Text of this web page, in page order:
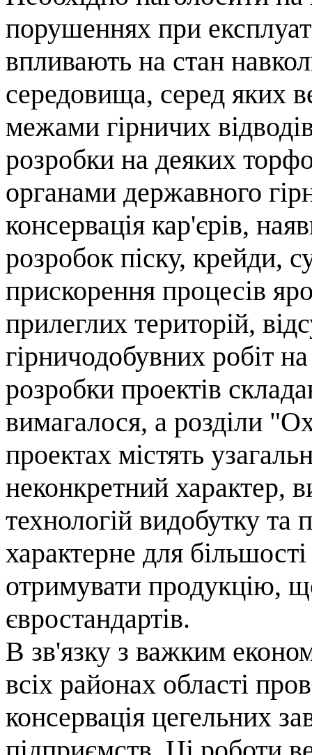
порушеннях при
впливають на стан
середовища, серед яких
межами гірничих
розробки на деяких
органами державного
консервація кар'єрів,
розробок піску, крейди,
прискорення процесів
прилеглих територій,
гірничодобувних робіт
розробки проектів
вимагалося, а розділи
проектах містять
неконкретний характер,
технологій видобутку
характерне для
отримувати продукцію,
євростандартів.
В зв'язку з важким
всіх районах області
консервація цегельних